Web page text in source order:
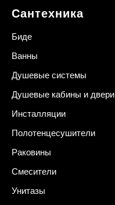
Сантехника
Биде
Ванны
Душевые системы
Душевые кабины и двери
Инсталляции
Полотенцесушители
Раковины
Смесители
Унитазы